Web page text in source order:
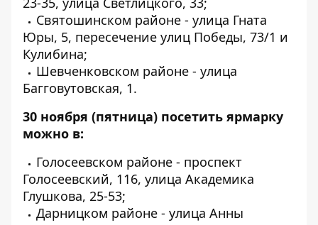
Святошинском районе - улица Гната
Юры, 5, пересечение улиц Победы, 73/1 и
Кулибина;
Шевченковском районе - улица
Багговутовская, 1.
30 ноября (пятница) посетить ярмарку
можно в:
Голосеевском районе - проспект
Голосеевский, 116, улица Академика
Глушкова, 25-53;
Дарницком районе - улица Анны